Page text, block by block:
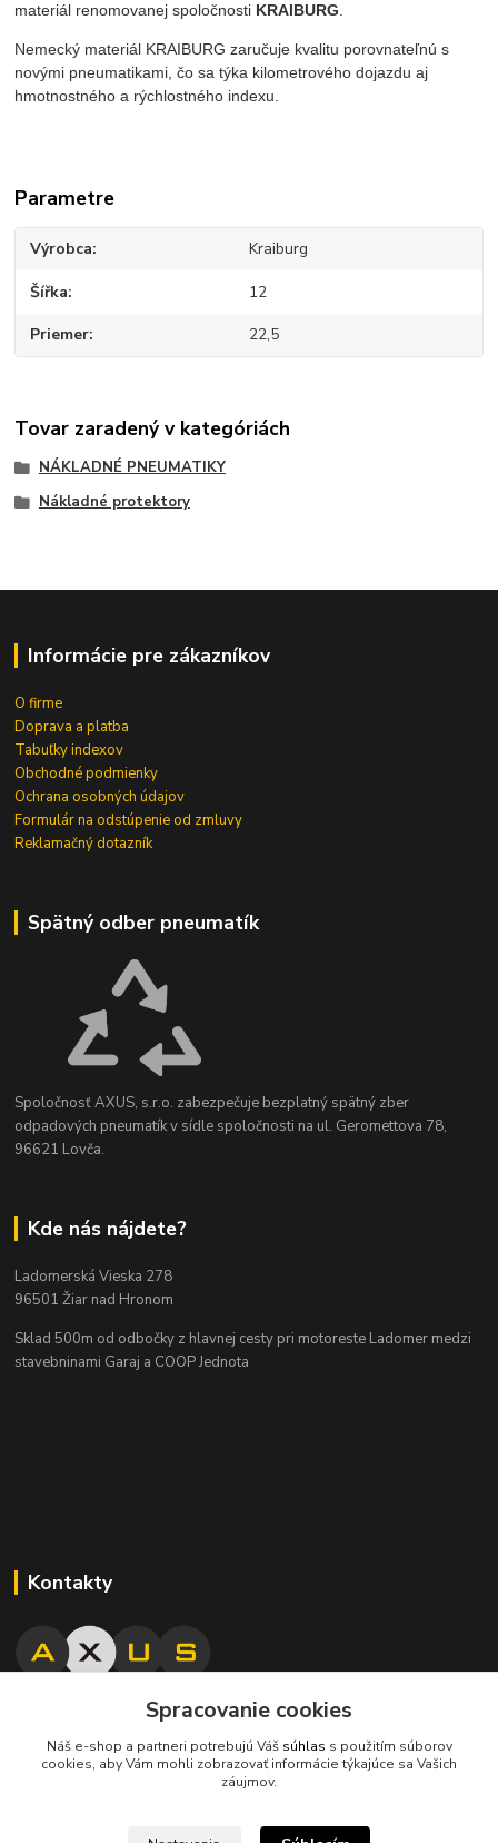
materiál renomovanej spoločnosti KRAIBURG.
Nemecký materiál KRAIBURG zaručuje kvalitu porovnateľnú s
novými pneumatikami, čo sa týka kilometrového dojazdu aj
hmotnostného a rýchlostného indexu.
Parametre
Výrobca Kraiburg
Šířka 12
Priemer 22,5
Tovar zaradený v kategóriách
NÁKLADNÉ PNEUMATIKY
Nákladné protektory
Informácie pre zákazníkov
O firme
Doprava a platba
Tabuľky indexov
Obchodné podmienky
Ochrana osobných údajov
Formulár na odstúpenie od zmluvy
Reklamačný dotazník
Spätný odber pneumatík
Spoločnosť AXUS, s.r.o. zabezpečuje bezplatný spätný zber
odpadových pneumatík v sídle spoločnosti na ul. Geromettova 78,
96621 Lovča.
Kde nás nájdete?
Ladomerská Vieska 278
96501 Žiar nad Hronom
Sklad 500m od odbočky z hlavnej cesty pri motoreste Ladomer medzi
stavebninami Garaj a COOP Jednota
Kontakty
045/671 63 50
axuspneu@gmail.com
Spracovanie cookies
Náš e-shop a partneri potrebujú Váš súhlas s použitím súborov
cookies, aby Vám mohli zobrazovať informácie týkajúce sa Vašich
záujmov.